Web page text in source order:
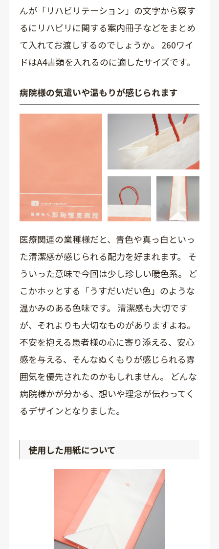
んが「リハビリテーション」の文字から察す
るにリハビリに関する案内冊子などをまとめ
て入れてお渡しするのでしょうか。 260ワイ
ドはA4書類を入れるのに適したサイズです。
病院様の気遣いや温もりが感じられます
医療関連の業種様だと、青色や真っ白といっ
た清潔感が感じられる配力を好まれます。 そ
ういった意味で今回は少し珍しい暖色系。 ど
こかホッとする「うすだいだい色」のような
温かみのある色味です。 清潔感も大切です
が、それよりも大切なものがありますよね。
不安を抱える患者様の心に寄り添える、安心
感を与える、そんなぬくもりが感じられる雰
囲気を優先されたのかもしれません。 どんな
病院様かが分かる、想いや理念が伝わってく
るデザインとなりました。
使用した用紙について